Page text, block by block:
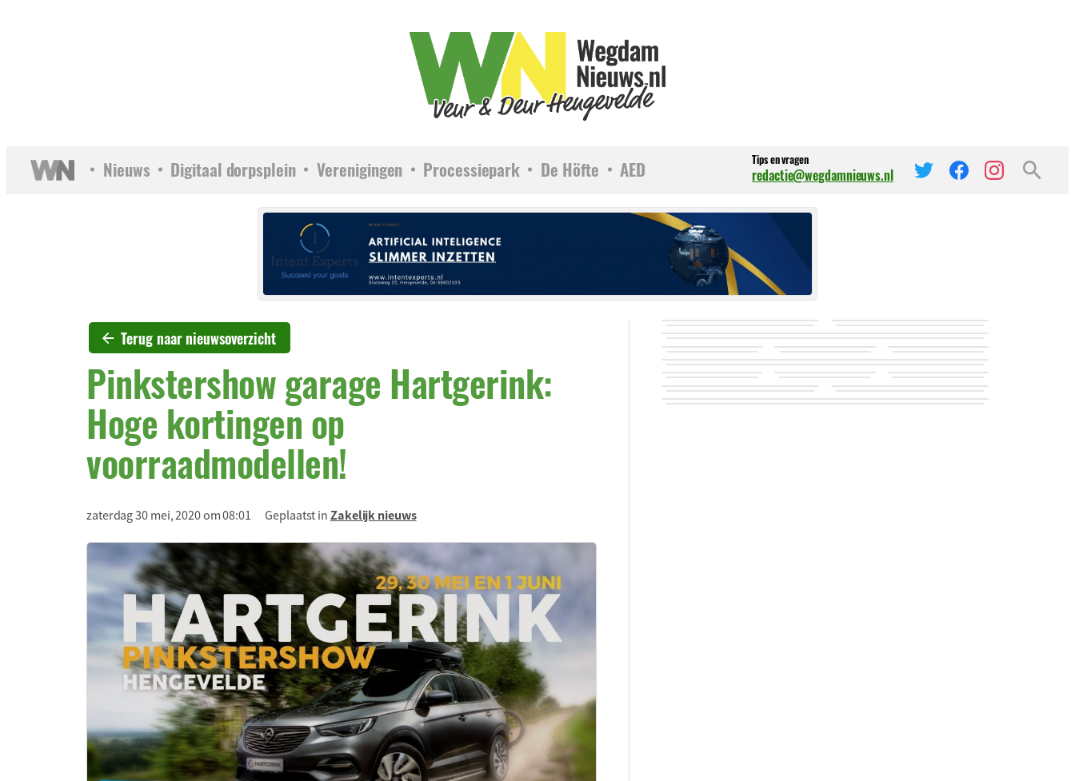
Nieuws Digitaal dorpsplein Verenigingen Processiepark De Höfte AED Tips en vragen
redactie@wegdamnieuws.nl
Terug naar nieuwsoverzicht
Pinkstershow garage Hartgerink:
Hoge kortingen op
voorraadmodellen!
zaterdag 30 mei, 2020 om 08:01 Geplaatst inZakelijk nieuws